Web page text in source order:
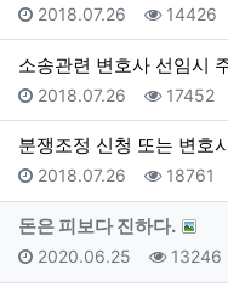
등록일
2018.07.26 조회
14426
소송관련 변호사 선임시
등록일
2018.07.26 조회
17452
분쟁조정 신청 또는 변호
등록일
2018.07.26 조회
18761
돈은 피보다 진하다.
등록일
2020.06.25 조회
13246